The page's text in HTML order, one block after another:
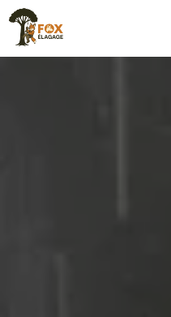
Panneau de gestion des cookies